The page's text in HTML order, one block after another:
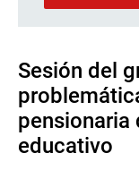
Sesión del
pensionaria
educativo